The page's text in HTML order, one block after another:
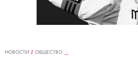
НОВОСТИ
ОБЩЕСТВО